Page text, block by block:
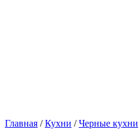
Главная /Кухни /Черные кухни